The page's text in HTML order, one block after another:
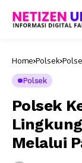
Home Polsek
Polsek
Polsek
Melalui